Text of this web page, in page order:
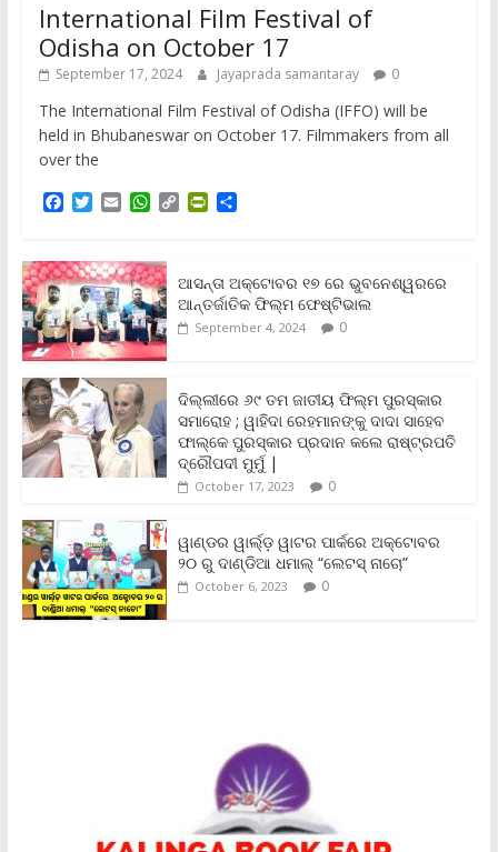
International Film Festival of
Odisha on October 17
September 17, 2024 Jayaprada samantaray 0
The International Film Festival of Odisha (IFFO) will be
held in Bhubaneswar on October 17. Filmmakers from all
over the
F
e
b
o
o
k
T
t
t
e
r
E
i
l
W
t
s
A
p
p
C
L
i
n
k
P
t
F
r
i
d
l
y
S
e
ଆସନ୍ତା ଅକ୍ଟୋବର ୧୭ ରେ ଭୁବନେଶ୍ୱରରେ
ଆନ୍ତର୍ଜାତିକ ଫିଲ୍ମ ଫେଷ୍ଟିଭାଲ
September 4, 2024 0
ଦିଲ୍ଲୀରେ ୬୯ ତମ ଜାତୀୟ ଫିଲ୍ମ ପୁରସ୍କାର
ସମାରୋହ ; ୱାହିଦା ରେହମାନଙ୍କୁ ଦାଦା ସାହେବ
ଫାଲ୍‌କେ ପୁରସ୍କାର ପ୍ରଦାନ କଲେ ରାଷ୍ଟ୍ରପତି
ଦ୍ରୌପଦୀ ମୁର୍ମୁ |
October 17, 2023 0
ୱାଣ୍ଡର ୱାର୍ଲ୍‌ଡ଼ ୱାଟର ପାର୍କରେ ଅକ୍ଟୋବର
୨୦ ରୁ ଦାଣ୍ଡିଆ ଧମାଲ୍ “ଲେଟସ୍ ନାଚୋ”
October 6, 2023 0